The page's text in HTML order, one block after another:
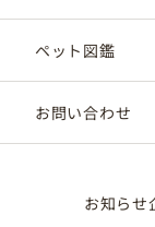
ペット図鑑
お問い合わせ
お知らせ